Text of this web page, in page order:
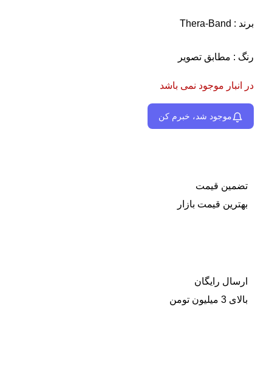
برند : Thera-Band
رنگ : مطابق تصویر
در انبار موجود نمی باشد
موجود شد، خبرم کن
تضمین قیمت
بهترین قیمت بازار
ارسال رایگان
بالای 3 میلیون تومن